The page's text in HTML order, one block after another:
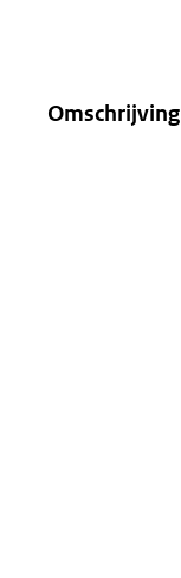
Omschrijving